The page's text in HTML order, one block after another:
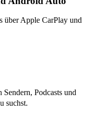
über Apple CarPlay und
Podcasts und
suchst.